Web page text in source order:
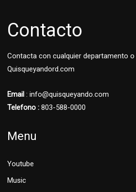
Contacto
Contacta con cualquier departamento
Quisqueyandord.com
Email : info@quisqueyando.com
Telefono : 803-588-0000
Menu
Youtube
Music